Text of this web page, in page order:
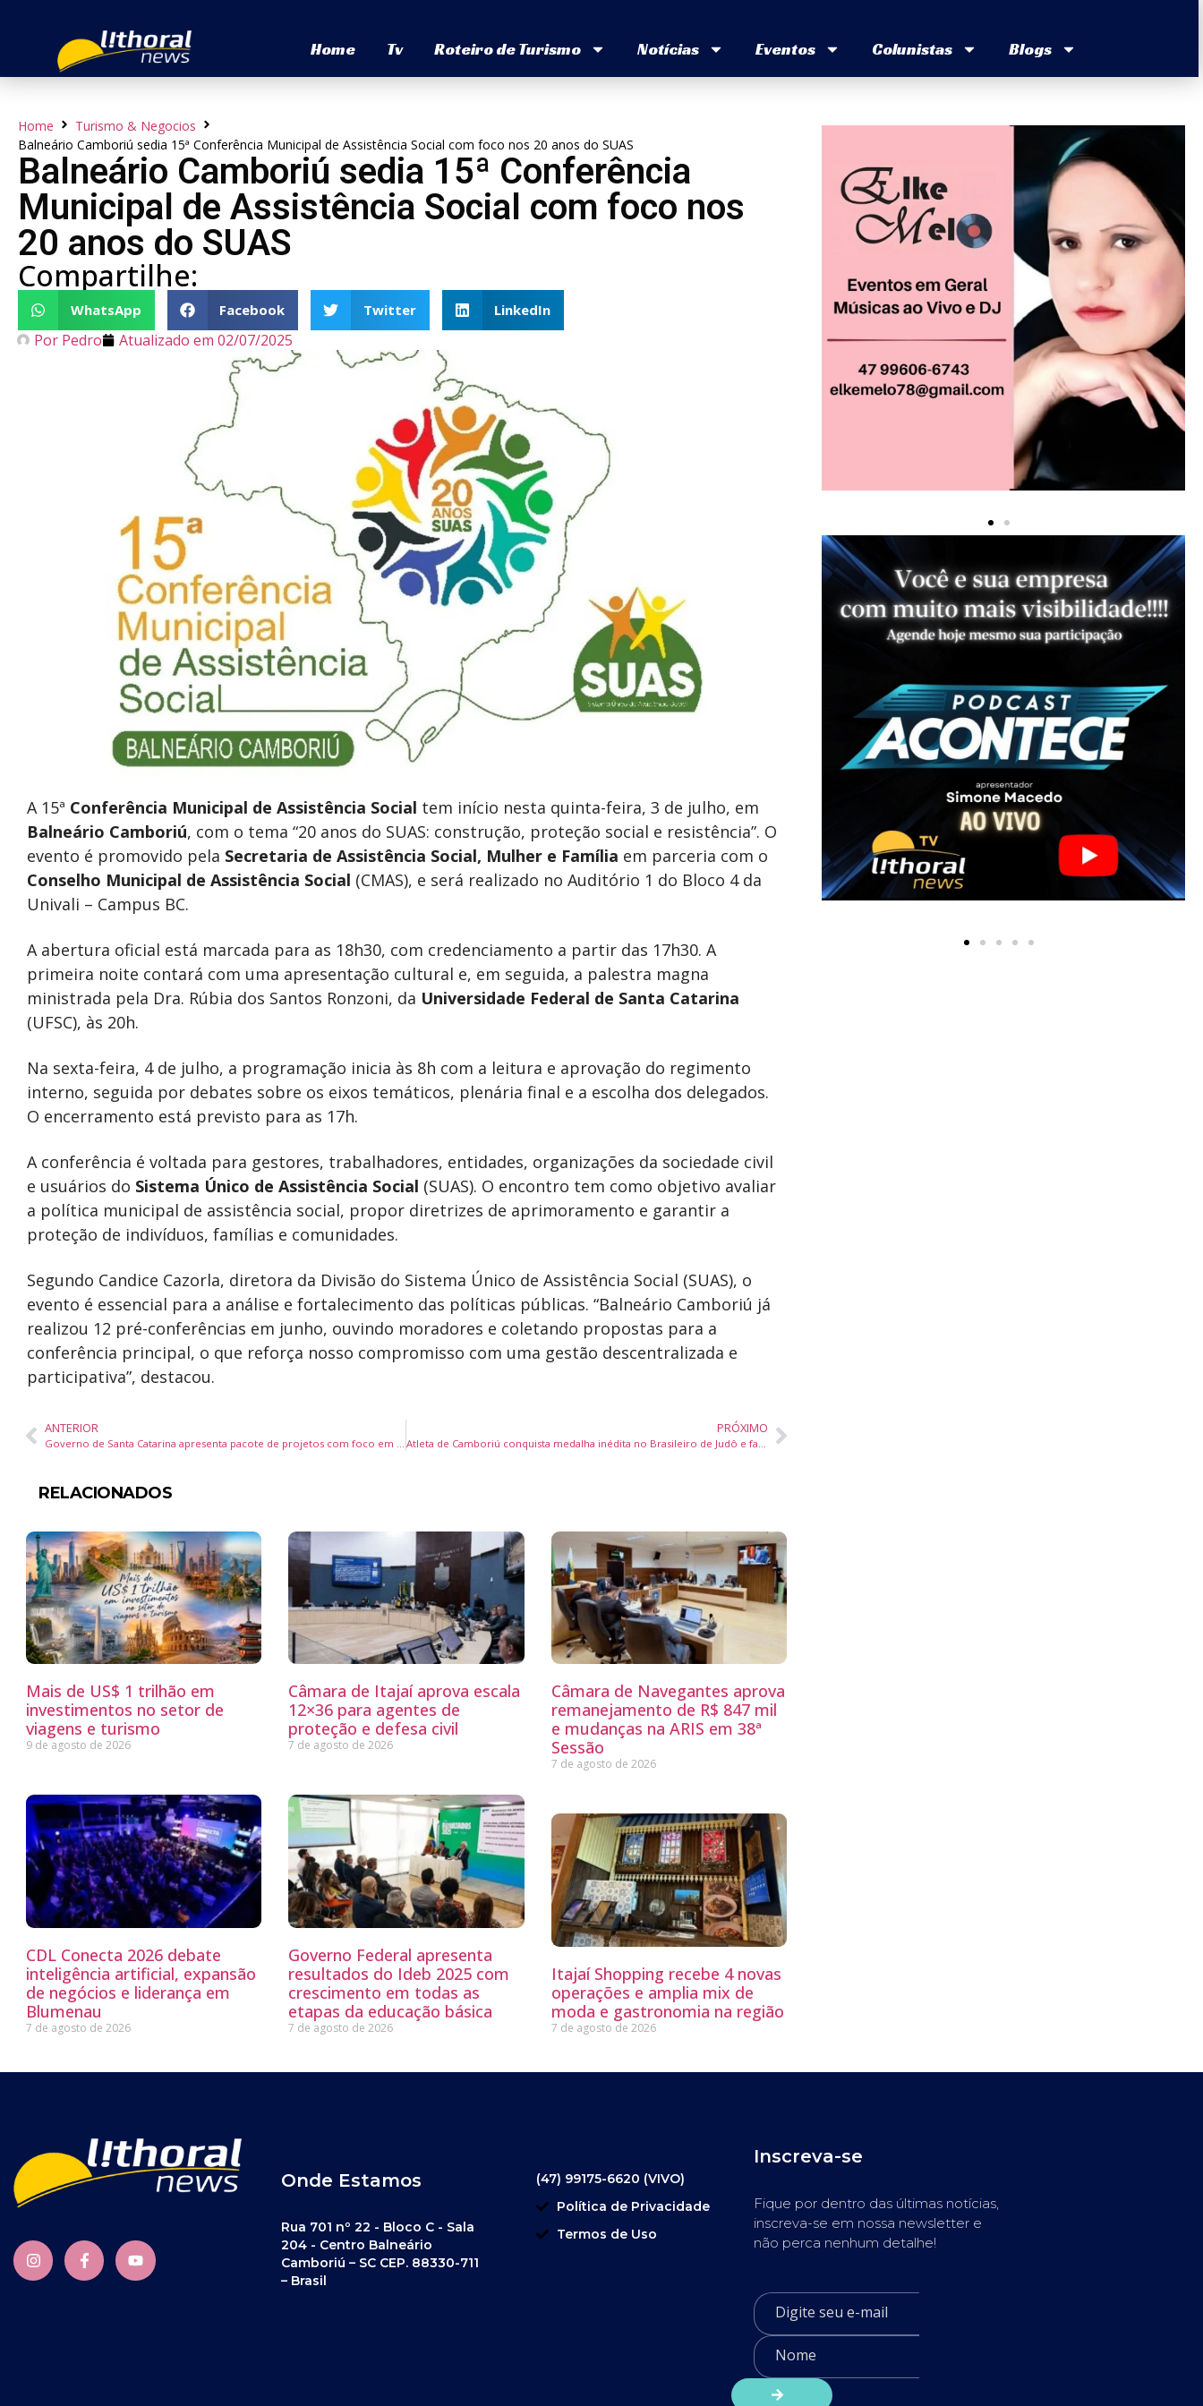
Home Tv Roteiro de Turismo Notícias Eventos Colunistas Blogs
Home
Turismo & Negocios
Balneário Camboriú sedia 15ª Conferência Municipal de Assistência Social com foco nos 20 anos do SUAS
Balneário Camboriú sedia 15ª Conferência
Municipal de Assistência Social com foco nos
20 anos do SUAS
Compartilhe:
WhatsApp Facebook Twitter LinkedIn
Por Pedro Atualizado em 02/07/2025
A 15ª Conferência Municipal de Assistência Social tem início nesta quinta-feira, 3 de julho, em
Balneário Camboriú, com o tema “20 anos do SUAS: construção, proteção social e resistência”. O
evento é promovido pela Secretaria de Assistência Social, Mulher e Família em parceria com o
Conselho Municipal de Assistência Social (CMAS), e será realizado no Auditório 1 do Bloco 4 da
Univali – Campus BC.
A abertura oficial está marcada para as 18h30, com credenciamento a partir das 17h30. A
primeira noite contará com uma apresentação cultural e, em seguida, a palestra magna
ministrada pela Dra. Rúbia dos Santos Ronzoni, da Universidade Federal de Santa Catarina
(UFSC), às 20h.
Na sexta-feira, 4 de julho, a programação inicia às 8h com a leitura e aprovação do regimento
interno, seguida por debates sobre os eixos temáticos, plenária final e a escolha dos delegados.
O encerramento está previsto para as 17h.
A conferência é voltada para gestores, trabalhadores, entidades, organizações da sociedade civil
e usuários do Sistema Único de Assistência Social (SUAS). O encontro tem como objetivo avaliar
a política municipal de assistência social, propor diretrizes de aprimoramento e garantir a
proteção de indivíduos, famílias e comunidades.
Segundo Candice Cazorla, diretora da Divisão do Sistema Único de Assistência Social (SUAS), o
evento é essencial para a análise e fortalecimento das políticas públicas. “Balneário Camboriú já
realizou 12 pré-conferências em junho, ouvindo moradores e coletando propostas para a
conferência principal, o que reforça nosso compromisso com uma gestão descentralizada e
participativa”, destacou.
ANTERIOR
Governo de Santa Catarina apresenta pacote de projetos com foco em infraestrutura, segurança e alívio fiscal
PRÓXIMO
Atleta de Camboriú conquista medalha inédita no Brasileiro de Judô e faz história por Santa Catarina
RELACIONADOS
Mais de US$ 1 trilhão em
investimentos no setor de
viagens e turismo
9 de agosto de 2026
Câmara de Itajaí aprova escala
12×36 para agentes de
proteção e defesa civil
7 de agosto de 2026
Câmara de Navegantes aprova
remanejamento de R$ 847 mil
e mudanças na ARIS em 38ª
Sessão
7 de agosto de 2026
CDL Conecta 2026 debate
inteligência artificial, expansão
de negócios e liderança em
Blumenau
7 de agosto de 2026
Governo Federal apresenta
resultados do Ideb 2025 com
crescimento em todas as
etapas da educação básica
7 de agosto de 2026
Itajaí Shopping recebe 4 novas
operações e amplia mix de
moda e gastronomia na região
7 de agosto de 2026
Onde Estamos
Rua 701 nº 22 - Bloco C - Sala
204 - Centro Balneário
Camboriú – SC CEP. 88330-711
– Brasil
(47) 99175-6620 (VIVO)
Política de Privacidade
Termos de Uso
Inscreva-se
Fique por dentro das últimas notícias,
inscreva-se em nossa newsletter e
não perca nenhum detalhe!